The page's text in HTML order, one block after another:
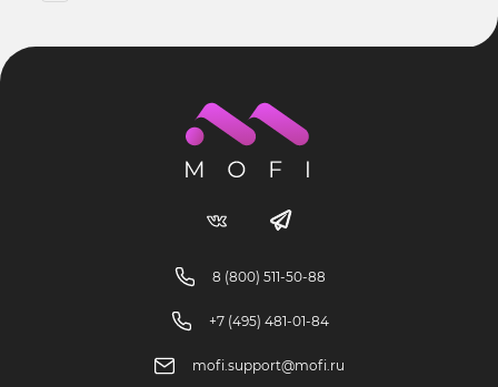
8 (800) 511-50-88
+7 (495) 481-01-84
mofi.support@mofi.ru